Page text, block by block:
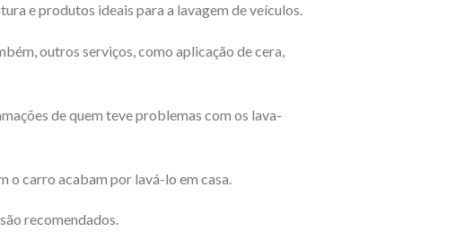
e produtos ideais para a lavagem de veículos.
outros serviços, como aplicação de cera,
de quem teve problemas com os lava-
o carro acabam por lavá-lo em casa.
recomendados.